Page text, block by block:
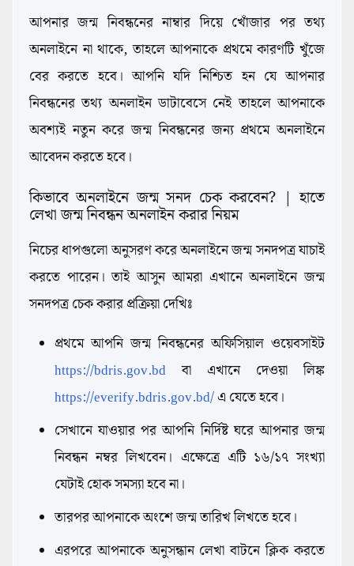
আপনার জন্ম নিবন্ধনের নাম্বার দিয়ে খোঁজার পর তথ্য
অনলাইনে না থাকে, তাহলে আপনাকে প্রথমে কারণটি খুঁজে
বের করতে হবে। আপনি যদি নিশ্চিত হন যে আপনার
নিবন্ধনের তথ্য অনলাইন ডাটাবেসে নেই তাহলে আপনাকে
অবশ্যই নতুন করে জন্ম নিবন্ধনের জন্য প্রথমে অনলাইনে
আবেদন করতে হবে।
কিভাবে অনলাইনে জন্ম সনদ চেক করবেন? | হাতে
লেখা জন্ম নিবন্ধন অনলাইন করার নিয়ম
নিচের ধাপগুলো অনুসরণ করে অনলাইনে জন্ম সনদপত্র যাচাই
করতে পারেন। তাই আসুন আমরা এখানে অনলাইনে জন্ম
সনদপত্র চেক করার প্রক্রিয়া দেখিঃ
প্রথমে আপনি জন্ম নিবন্ধনের অফিসিয়াল ওয়েবসাইট
https://bdris.gov.bd বা এখানে দেওয়া লিঙ্ক
https://everify.bdris.gov.bd/এ যেতে হবে।
সেখানে যাওয়ার পর আপনি নির্দিষ্ট ঘরে আপনার জন্ম
নিবন্ধন নম্বর লিখবেন। এক্ষেত্রে এটি ১৬/১৭ সংখ্যা
যেটাই হোক সমস্যা হবে না।
তারপর আপনাকে অংশে জন্ম তারিখ লিখতে হবে।
এরপরে আপনাকে অনুসন্ধান লেখা বাটনে ক্লিক করতে